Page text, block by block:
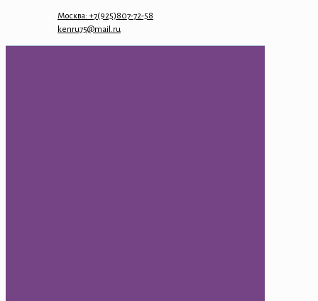
Москва: +7(925)807-72-58
kenru75@mail.ru